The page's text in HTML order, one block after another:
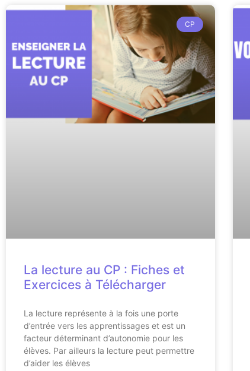
CP
La lecture au CP : Fiches et
Exercices à Télécharger
La lecture représente à la fois une porte
d’entrée vers les apprentissages et est un
facteur déterminant d’autonomie pour les
élèves. Par ailleurs la lecture peut permettre
d’aider les élèves